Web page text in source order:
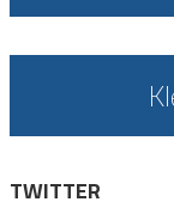
TWITTER